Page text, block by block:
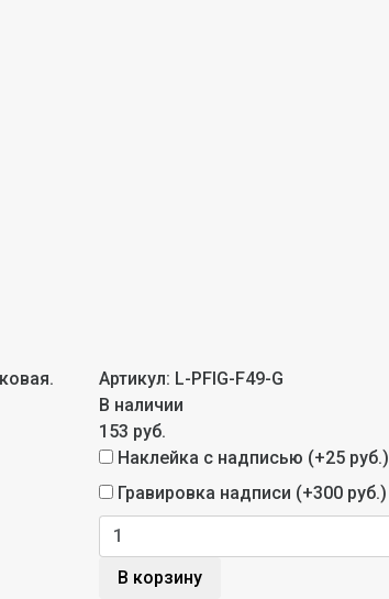
Артикул: L-PFIG-F49-G
В наличии
153 руб.
Наклейка с надписью (+25 руб.)
Гравировка надписи (+300 руб.)
В корзину